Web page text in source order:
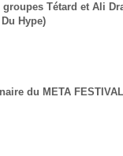
Tétard et Ali
Hype)
du META FESTIVAL